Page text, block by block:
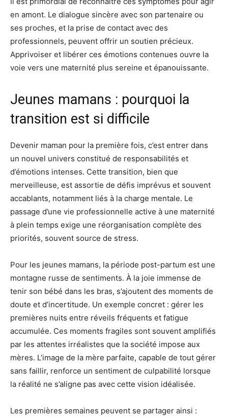
en amont. Le dialogue sincère avec son partenaire ou
ses proches, et la prise de contact avec des
professionnels, peuvent offrir un soutien précieux.
Apprivoiser et libérer ces émotions contenues ouvre la
voie vers une maternité plus sereine et épanouissante.
Jeunes mamans : pourquoi la
transition est si difficile
Devenir maman pour la première fois, c’est entrer dans
un nouvel univers constitué de responsabilités et
d’émotions intenses. Cette transition, bien que
merveilleuse, est assortie de défis imprévus et souvent
accablants, notamment liés à la charge mentale. Le
passage d’une vie professionnelle active à une maternité
à plein temps exige une réorganisation complète des
priorités, souvent source de stress.
Pour les jeunes mamans, la période post-partum est une
montagne russe de sentiments. À la joie immense de
tenir son bébé dans les bras, s’ajoutent des moments de
doute et d’incertitude. Un exemple concret : gérer les
premières nuits entre réveils fréquents et fatigue
accumulée. Ces moments fragiles sont souvent amplifiés
par les attentes irréalistes que la société impose aux
mères. L’image de la mère parfaite, capable de tout gérer
sans faillir, renforce un sentiment de culpabilité lorsque
la réalité ne s’aligne pas avec cette vision idéalisée.
Les premières semaines peuvent se partager ainsi :